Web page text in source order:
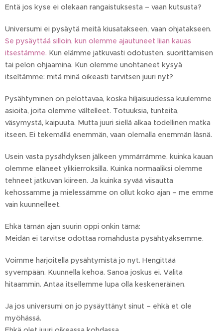
Entä jos kyse ei olekaan rangaistuksesta – vaan kutsusta?
Universumi ei pysäytä meitä kiusatakseen, vaan ohjatakseen.
Se pysäyttää silloin, kun olemme ajautuneet liian kauas
itsestämme. Kun elämme jatkuvasti odotusten, suorittamisen
tai pelon ohjaamina. Kun olemme unohtaneet kysyä
itseltämme: mitä minä oikeasti tarvitsen juuri nyt?
Pysähtyminen on pelottavaa, koska hiljaisuudessa kuulemme
asioita, joita olemme vältelleet. Totuuksia, tunteita,
väsymystä, kaipuuta. Mutta juuri siellä alkaa todellinen matka
itseen. Ei tekemällä enemmän, vaan olemalla enemmän läsnä.
Usein vasta pysähdyksen jälkeen ymmärrämme, kuinka kauan
olemme eläneet ylikierroksilla. Kuinka normaaliksi olemme
tehneet jatkuvan kiireen. Ja kuinka syvää viisautta
kehossamme ja mielessämme on ollut koko ajan – me emme
vain kuunnelleet.
Ehkä tämän ajan suurin oppi onkin tämä:
Meidän ei tarvitse odottaa romahdusta pysähtyäksemme.
Voimme harjoitella pysähtymistä jo nyt. Hengittää
syvempään. Kuunnella kehoa. Sanoa joskus ei. Valita
hitaammin. Antaa itsellemme lupa olla keskeneräinen.
Ja jos universumi on jo pysäyttänyt sinut – ehkä et ole
myöhässä.